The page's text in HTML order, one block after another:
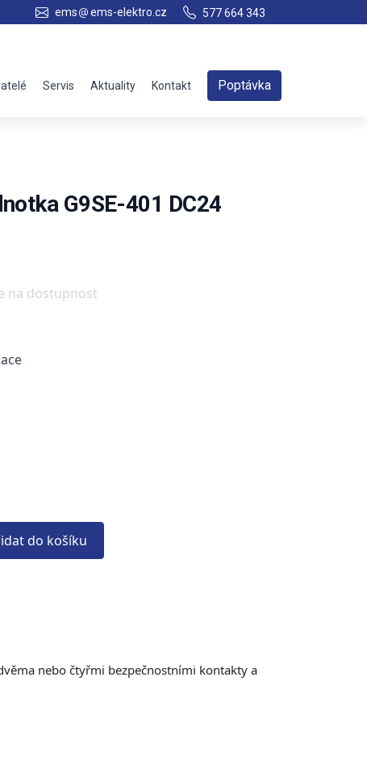
ems ems-elektro.cz 577 664 343
Servis Aktuality Kontakt Poptávka
G9SE-401 DC24
na dostupnost
do košíku
nebo čtyřmi bezpečnostními kontakty a